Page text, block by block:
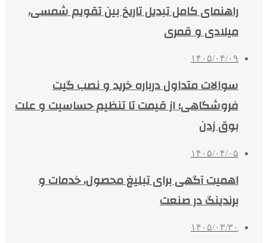
راهنمای کامل تبدیل تاریخ بین تقویم شمسی،
میلادی و قمری
۱۴۰۵/۰۴/۰۹
سوالات متداول درباره خرید و نصب گیت
فروشگاهی؛ از قیمت تا تنظیم حساسیت و علت
بوق زدن
۱۴۰۵/۰۴/۰۵
اهمیت آگهی برای تبلیغ محصول، خدمات و
برندینگ در صنعت
۱۴۰۵/۰۳/۳۰